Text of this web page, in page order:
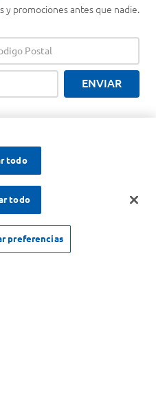
y promociones antes que nadie.
ENVIAR
todo
todo
preferencias